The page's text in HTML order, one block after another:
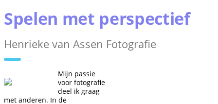
Spelen met perspectief
Henrieke van Assen Fotografie
Mijn passie
voor fotografie
deel ik graag
met anderen. In de